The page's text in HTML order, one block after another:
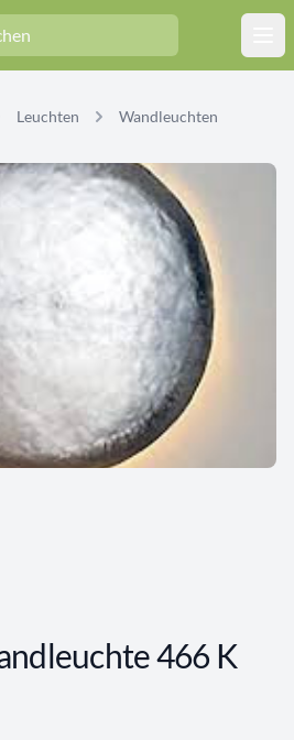
Leuchten Wandleuchten
466 K